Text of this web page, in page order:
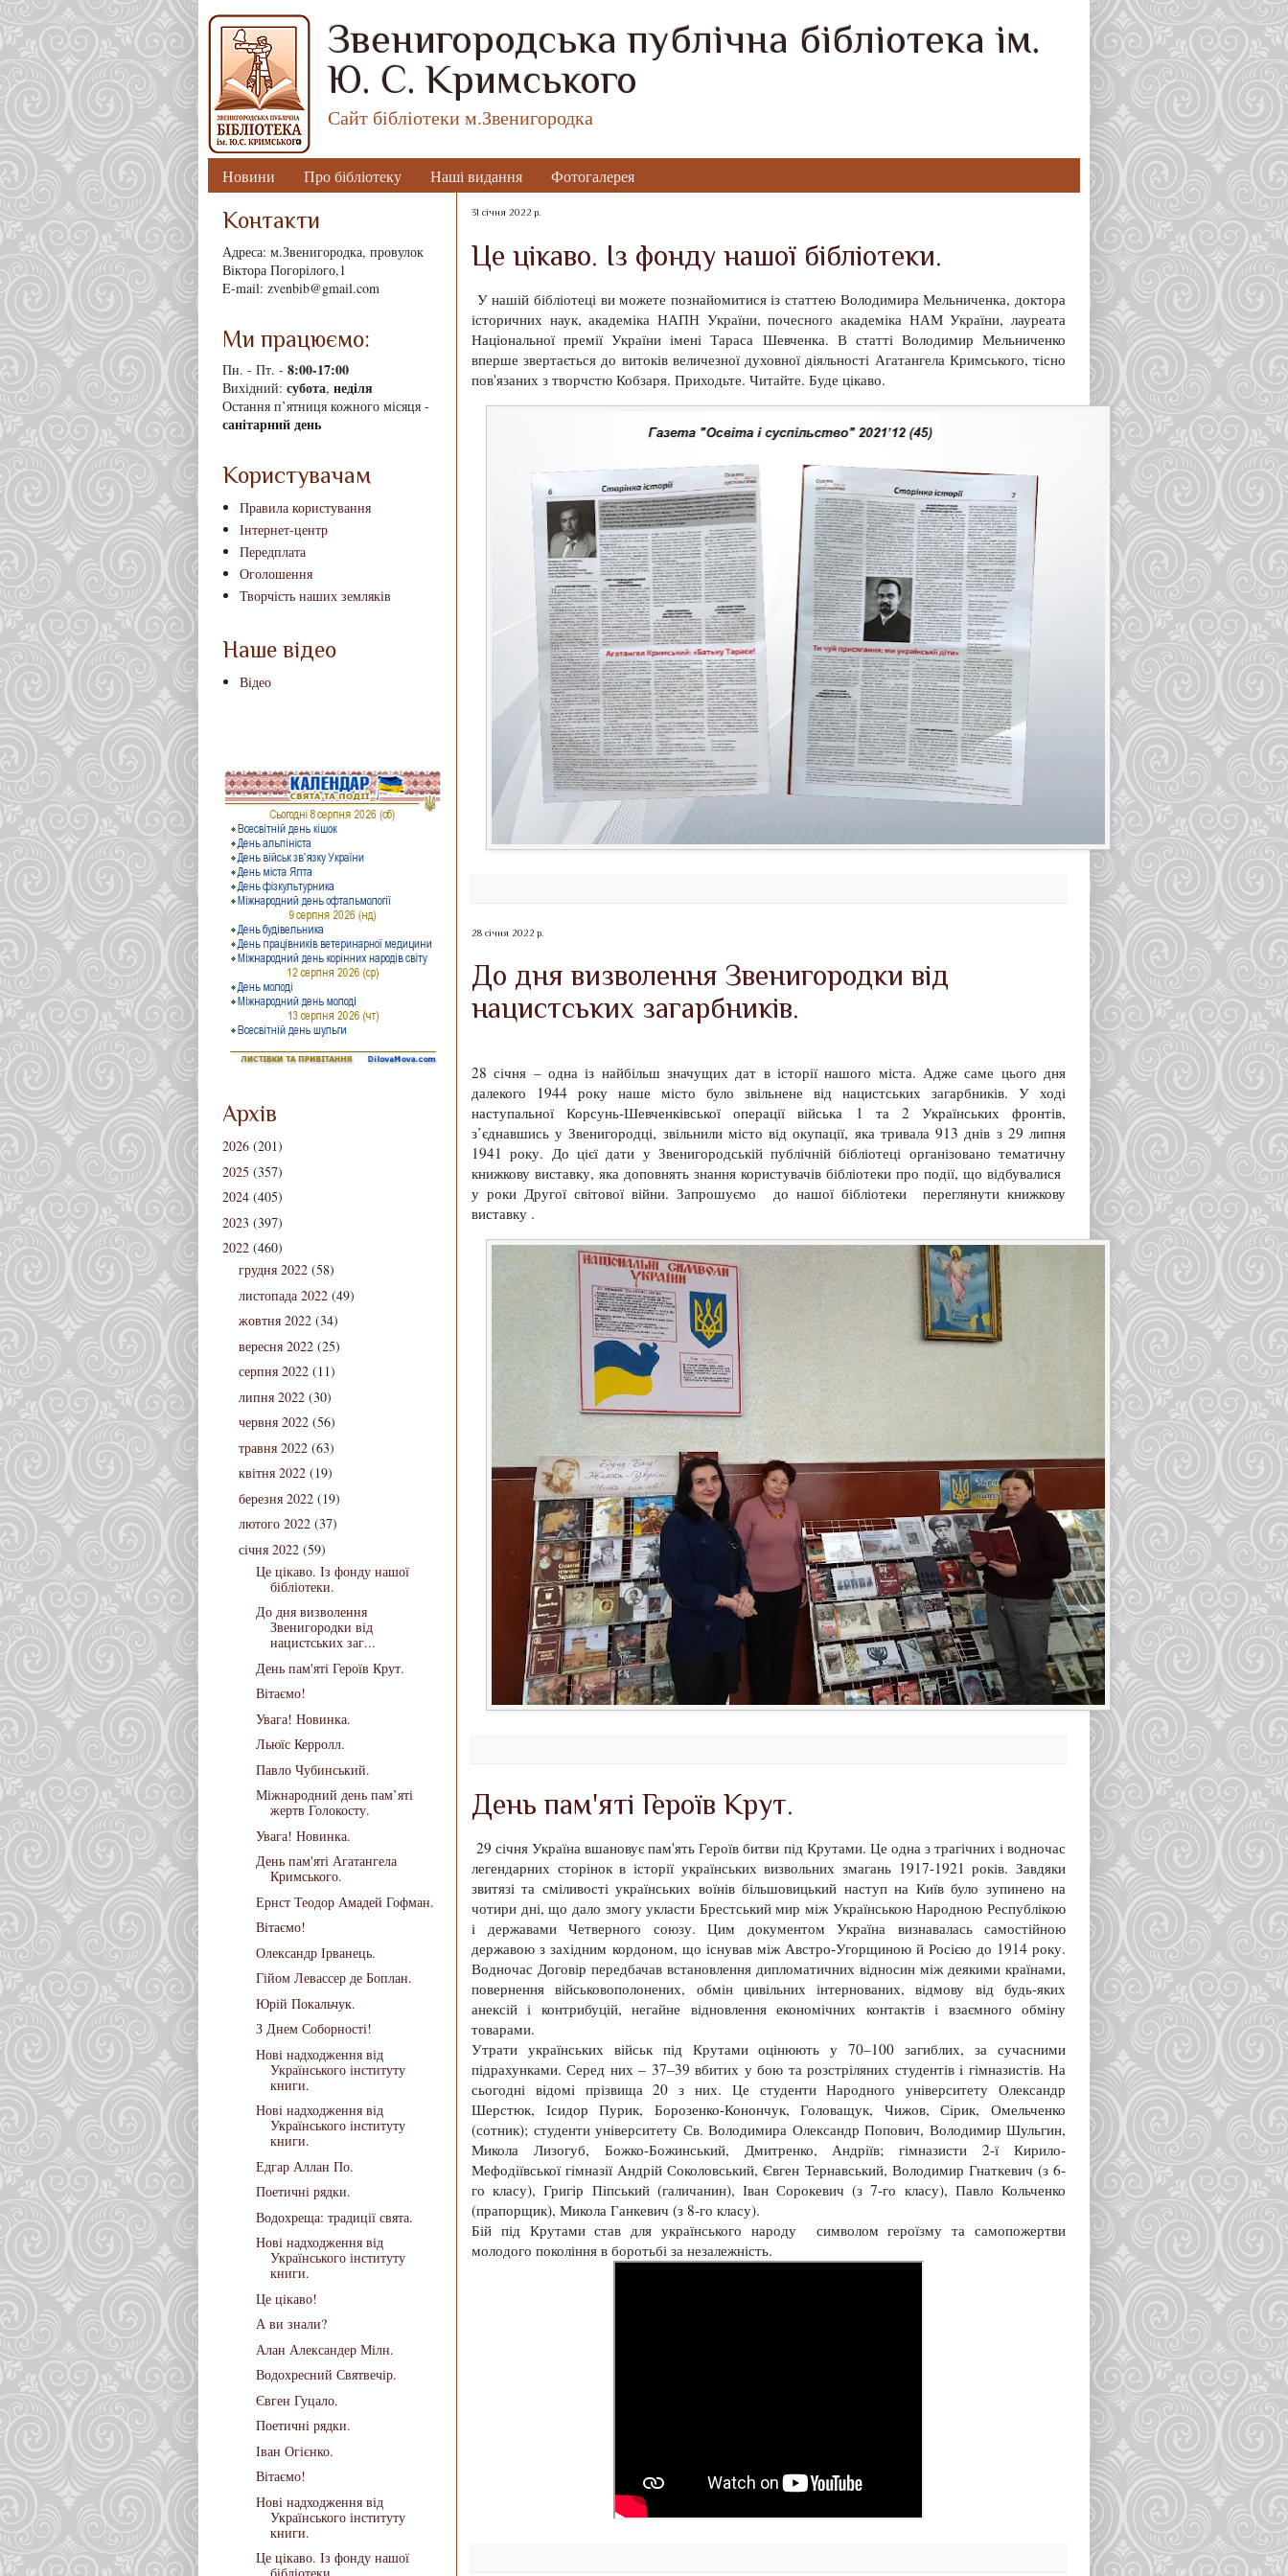
Звенигородська публічна бібліотека ім.
Ю. С. Кримського
Сайт бібліотеки м.Звенигородка
Новини Про бібліотеку Наші видання Фотогалерея
31 січня 2022 р.
Це цікаво. Із фонду нашої бібліотеки.
У нашій бібліотеці ви можете познайомитися із статтею Володимира Мельниченка, доктора
історичних наук, академіка НАПН України, почесного академіка НАМ України, лауреата
Національної премії України імені Тараса Шевченка. В статті Володимир Мельниченко
вперше звертається до витоків величезної духовної діяльності Агатангела Кримського, тісно
пов'язаних з творчстю Кобзаря. Приходьте. Читайте. Буде цікаво.
28 січня 2022 р.
До дня визволення Звенигородки від
нацистських загарбників.
28 січня – одна із найбільш значущих дат в історії нашого міста. Адже саме цього дня
далекого 1944 року наше місто було звільнене від нацистських загарбників. У ході
наступальної Корсунь-Шевченківської операції війська 1 та 2 Українських фронтів,
з’єднавшись у Звенигородці, звільнили місто від окупації, яка тривала 913 днів з 29 липня
1941 року. До цієї дати у Звенигородській публічній бібліотеці організовано тематичну
книжкову виставку, яка доповнять знання користувачів бібліотеки про події, що відбувалися
у роки Другої світової війни. Запрошуємо до нашої бібліотеки переглянути книжкову
виставку .
День пам'яті Героїв Крут.
29 січня Україна вшановує пам'ять Героїв битви під Крутами. Це одна з трагічних і водночас
легендарних сторінок в історії українських визвольних змагань 1917-1921 років. Завдяки
звитязі та сміливості українських воїнів більшовицький наступ на Київ було зупинено на
чотири дні, що дало змогу укласти Брестський мир між Українською Народною Республікою
і державами Четверного союзу. Цим документом Україна визнавалась самостійною
державою з західним кордоном, що існував між Австро-Угорщиною й Росією до 1914 року.
Водночас Договір передбачав встановлення дипломатичних відносин між деякими країнами,
повернення військовополонених, обмін цивільних інтернованих, відмову від будь-яких
анексій і контрибуцій, негайне відновлення економічних контактів і взаємного обміну
товарами.
Утрати українських військ під Крутами оцінюють у 70–100 загиблих, за сучасними
підрахунками. Серед них – 37–39 вбитих у бою та розстріляних студентів i гімназистів. На
сьогодні вiдомi прізвища 20 з них. Це студенти Народного університету Олександр
Шерстюк, Ісидор Пурик, Борозенко-Конончук, Головащук, Чижов, Сiрик, Омельченко
(сотник); студенти університету Св. Володимира Олександр Попович, Володимир Шульгин,
Микола Лизогуб, Божко-Божинський, Дмитренко, Андрiїв; гімназисти 2-ї Кирило-
Мефодiївської гiмназiї Андрiй Соколовський, Євген Тернавський, Володимир Гнаткевич (з 6-
го класу), Григiр Пiпський (галичанин), Іван Сорокевич (з 7-го класу), Павло Кольченко
(прапорщик), Микола Ганкевич (з 8-го класу).
Бій під Крутами став для українського народу символом героїзму та самопожертви
молодого покоління в боротьбі за незалежність.
Контакти
Адреса: м.Звенигородка, провулок
Віктора Погорілого,1
E-mail: zvenbib@gmail.com
Ми працюємо:
Пн. - Пт. - 8:00-17:00
Вихідний: субота, неділя
Остання п’ятниця кожного місяця -
санітарний день
Користувачам
Правила користування
Інтернет-центр
Передплата
Оголошення
Творчість наших земляків
Наше відео
Відео
Архів
2026 (201)
2025 (357)
2024 (405)
2023 (397)
2022 (460)
грудня 2022 (58)
листопада 2022 (49)
жовтня 2022 (34)
вересня 2022 (25)
серпня 2022 (11)
липня 2022 (30)
червня 2022 (56)
травня 2022 (63)
квітня 2022 (19)
березня 2022 (19)
лютого 2022 (37)
січня 2022 (59)
Це цікаво. Із фонду нашої
бібліотеки.
До дня визволення
Звенигородки від
нацистських заг...
День пам'яті Героїв Крут.
Вітаємо!
Увага! Новинка.
Льюїс Керролл.
Павло Чубинський.
Міжнародний день пам’яті
жертв Голокосту.
Увага! Новинка.
День пам'яті Агатангела
Кримського.
Ернст Теодор Амадей Гофман.
Вітаємо!
Олександр Ірванець.
Гійом Левассер де Боплан.
Юрій Покальчук.
З Днем Соборності!
Нові надходження від
Українського інституту
книги.
Нові надходження від
Українського інституту
книги.
Едгар Аллан По.
Поетичні рядки.
Водохреща: традиції свята.
Нові надходження від
Українського інституту
книги.
Це цікаво!
А ви знали?
Алан Александер Мілн.
Водохресний Святвечір.
Євген Гуцало.
Поетичні рядки.
Іван Огієнко.
Вітаємо!
Нові надходження від
Українського інституту
книги.
Це цікаво. Із фонду нашої